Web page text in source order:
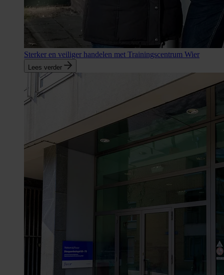
Sterker en veiliger handelen met Trainingscentrum Wier
Lees verder